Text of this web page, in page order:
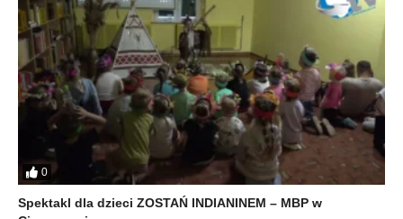
0
Spektakl dla dzieci ZOSTAŃ INDIANINEM – MBP w